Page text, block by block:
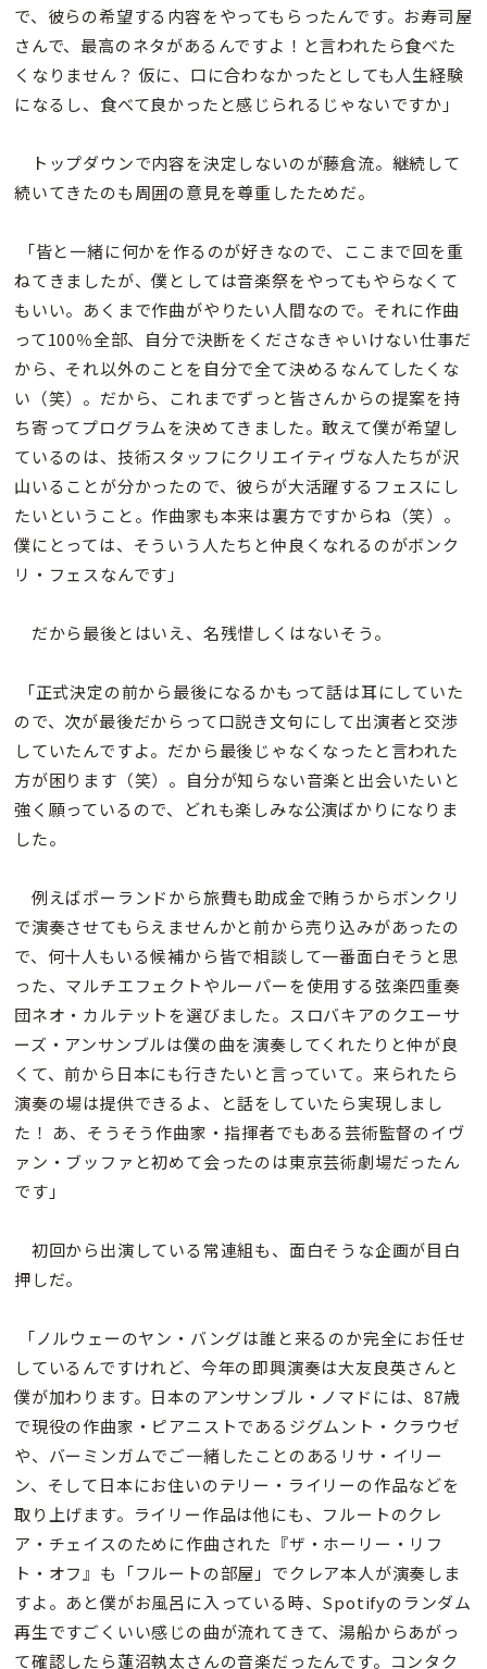
で、彼らの希望する内容をやってもらったんです。お寿司屋
さんで、最高のネタがあるんですよ！と言われたら食べた
くなりません？ 仮に、口に合わなかったとしても人生経験
になるし、食べて良かったと感じられるじゃないですか」
トップダウンで内容を決定しないのが藤倉流。継続して
続いてきたのも周囲の意見を尊重したためだ。
「皆と一緒に何かを作るのが好きなので、ここまで回を重
ねてきましたが、僕としては音楽祭をやってもやらなくて
もいい。あくまで作曲がやりたい人間なので。それに作曲
って100％全部、自分で決断をくださなきゃいけない仕事だ
から、それ以外のことを自分で全て決めるなんてしたくな
い（笑）。だから、これまでずっと皆さんからの提案を持
ち寄ってプログラムを決めてきました。敢えて僕が希望し
ているのは、技術スタッフにクリエイティヴな人たちが沢
山いることが分かったので、彼らが大活躍するフェスにし
たいということ。作曲家も本来は裏方ですからね（笑）。
僕にとっては、そういう人たちと仲良くなれるのがボンク
リ・フェスなんです」
だから最後とはいえ、名残惜しくはないそう。
「正式決定の前から最後になるかもって話は耳にしていた
ので、次が最後だからって口説き文句にして出演者と交渉
していたんですよ。だから最後じゃなくなったと言われた
方が困ります（笑）。自分が知らない音楽と出会いたいと
強く願っているので、どれも楽しみな公演ばかりになりま
した。
例えばポーランドから旅費も助成金で賄うからボンクリ
で演奏させてもらえませんかと前から売り込みがあったの
で、何十人もいる候補から皆で相談して一番面白そうと思
った、マルチエフェクトやルーパーを使用する弦楽四重奏
団ネオ・カルテットを選びました。スロバキアのクエーサ
ーズ・アンサンブルは僕の曲を演奏してくれたりと仲が良
くて、前から日本にも行きたいと言っていて。来られたら
演奏の場は提供できるよ、と話をしていたら実現しまし
た！ あ、そうそう作曲家・指揮者でもある芸術監督のイヴ
ァン・ブッファと初めて会ったのは東京芸術劇場だったん
です」
初回から出演している常連組も、面白そうな企画が目白
押しだ。
「ノルウェーのヤン・バングは誰と来るのか完全にお任せ
しているんですけれど、今年の即興演奏は大友良英さんと
僕が加わります。日本のアンサンブル・ノマドには、87歳
で現役の作曲家・ピアニストであるジグムント・クラウゼ
や、バーミンガムでご一緒したことのあるリサ・イリー
ン、そして日本にお住いのテリー・ライリーの作品などを
取り上げます。ライリー作品は他にも、フルートのクレ
ア・チェイスのために作曲された『ザ・ホーリー・リフ
ト・オフ』も「フルートの部屋」でクレア本人が演奏しま
すよ。あと僕がお風呂に入っている時、Spotifyのランダム
再生ですごくいい感じの曲が流れてきて、湯船からあがっ
て確認したら蓮沼執太さんの音楽だったんです。コンタク